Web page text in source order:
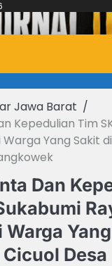
Jawa Barat
Kepedulian Tim
Yang Sakit
Dan
Warga
Desa